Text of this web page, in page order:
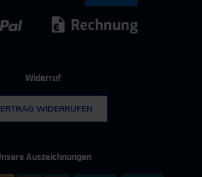
Widerruf
WIDERRUFEN
Auszeichnungen